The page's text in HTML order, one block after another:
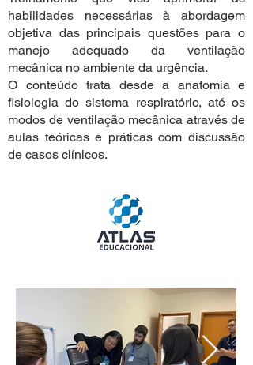
habilidades necessárias à abordagem
objetiva das principais questões para o
manejo adequado da ventilação
mecânica no ambiente da urgência.
O conteúdo trata desde a anatomia e
fisiologia do sistema respiratório, até os
modos de ventilação mecânica através de
aulas teóricas e práticas com discussão
de casos clínicos.